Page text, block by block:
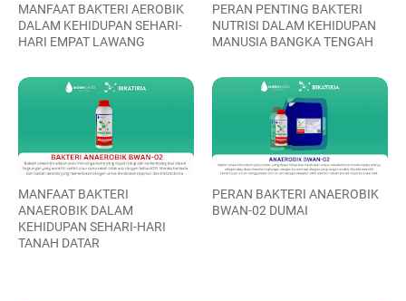
MANFAAT BAKTERI AEROBIK
DALAM KEHIDUPAN SEHARI-
HARI EMPAT LAWANG
PERAN PENTING BAKTERI
NUTRISI DALAM KEHIDUPAN
MANUSIA BANGKA TENGAH
MANFAAT BAKTERI
ANAEROBIK DALAM
KEHIDUPAN SEHARI-HARI
TANAH DATAR
PERAN BAKTERI ANAEROBIK
BWAN-02 DUMAI